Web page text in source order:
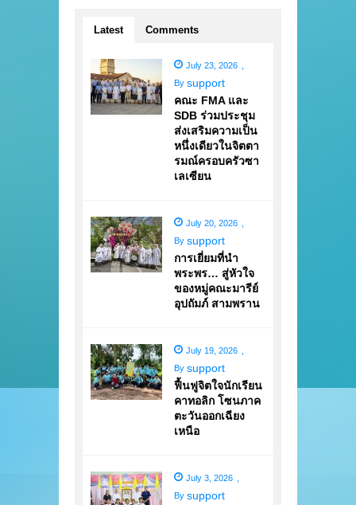
Latest Comments
July 23, 2026
By support
คณะ FMA และ
SDB ร่วมประชุม
ส่งเสริมความเป็น
หนึ่งเดียวในจิตตา
รมณ์ครอบครัวซา
เลเซียน
July 20, 2026
By support
การเยี่ยมที่นำ
พระพร… สู่หัวใจ
ของหมู่คณะมารีย์
อุปถัมภ์ สามพราน
July 19, 2026
By support
ฟื้นฟูจิตใจนักเรียน
คาทอลิก โซนภาค
ตะวันออกเฉียง
เหนือ
July 3, 2026
By support